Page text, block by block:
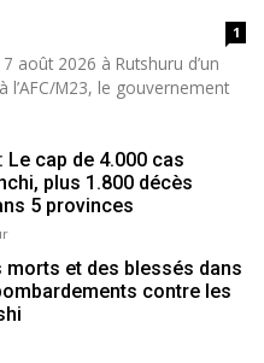
1
août 2026 à Rutshuru d’un
M23, le gouvernement
Le cap de 4.000 cas
plus 1.800 décès
5 provinces
morts et des blessés dans
contre les